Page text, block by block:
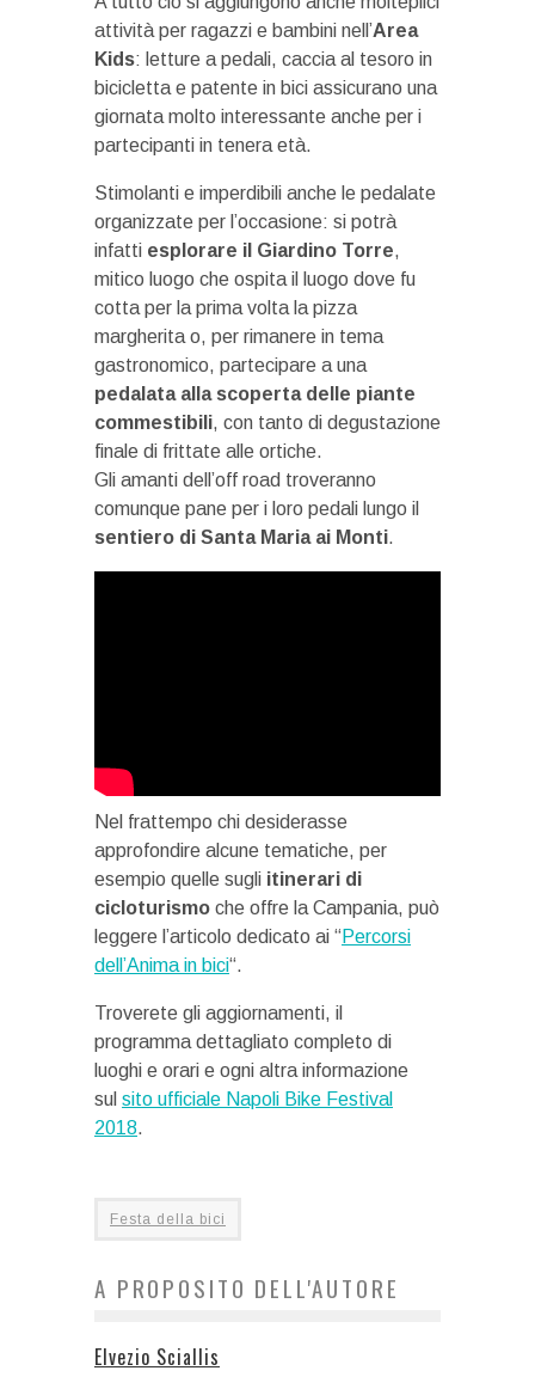
attività per ragazzi e bambini nell’Area
Kids: letture a pedali, caccia al tesoro in
bicicletta e patente in bici assicurano una
giornata molto interessante anche per i
partecipanti in tenera età.
Stimolanti e imperdibili anche le pedalate
organizzate per l’occasione: si potrà
infatti esplorare il Giardino Torre,
mitico luogo che ospita il luogo dove fu
cotta per la prima volta la pizza
margherita o, per rimanere in tema
gastronomico, partecipare a una
pedalata alla scoperta delle piante
commestibili, con tanto di degustazione
finale di frittate alle ortiche.
Gli amanti dell’off road troveranno
comunque pane per i loro pedali lungo il
sentiero di Santa Maria ai Monti.
Nel frattempo chi desiderasse
approfondire alcune tematiche, per
esempio quelle sugli itinerari di
cicloturismo che offre la Campania, può
leggere l’articolo dedicato ai “Percorsi
dell’Anima in bici“.
Troverete gli aggiornamenti, il
programma dettagliato completo di
luoghi e orari e ogni altra informazione
sul sito ufficiale Napoli Bike Festival
2018.
Festa della bici
A PROPOSITO DELL'AUTORE
Elvezio Sciallis